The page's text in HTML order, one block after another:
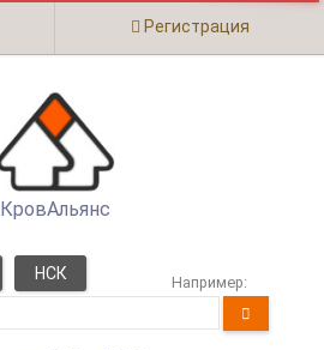
Регистрация
КровАльянс
НСК Например: